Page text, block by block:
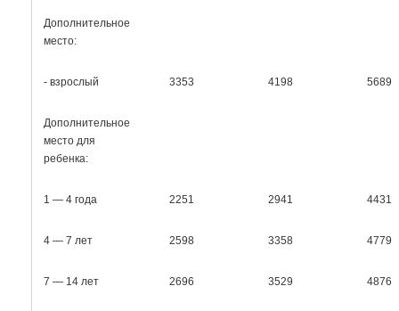
Дополнительное
место:
- взрослый 3353 4198 5689
Дополнительное
место для
ребенка:
1 — 4 года 2251 2941 4431
4 — 7 лет 2598 3358 4779
7 — 14 лет 2696 3529 4876